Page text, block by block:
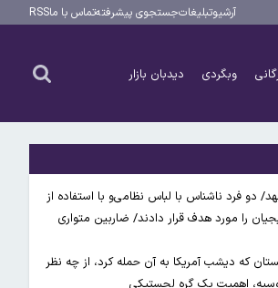
آرشیوتبلیغاتجستجوی پیشرفتهتماس با ماRSS
وبگردی دیدبان بازار
دو فرد ناشناس با لباس نظامی‌و با استفاده از
را مورد هدف قرار دادند/ ضاربین متواری
که دیشب آمریکا به آن حمله کرد، از چه نظر
اهمیت یک گره لجستیکی